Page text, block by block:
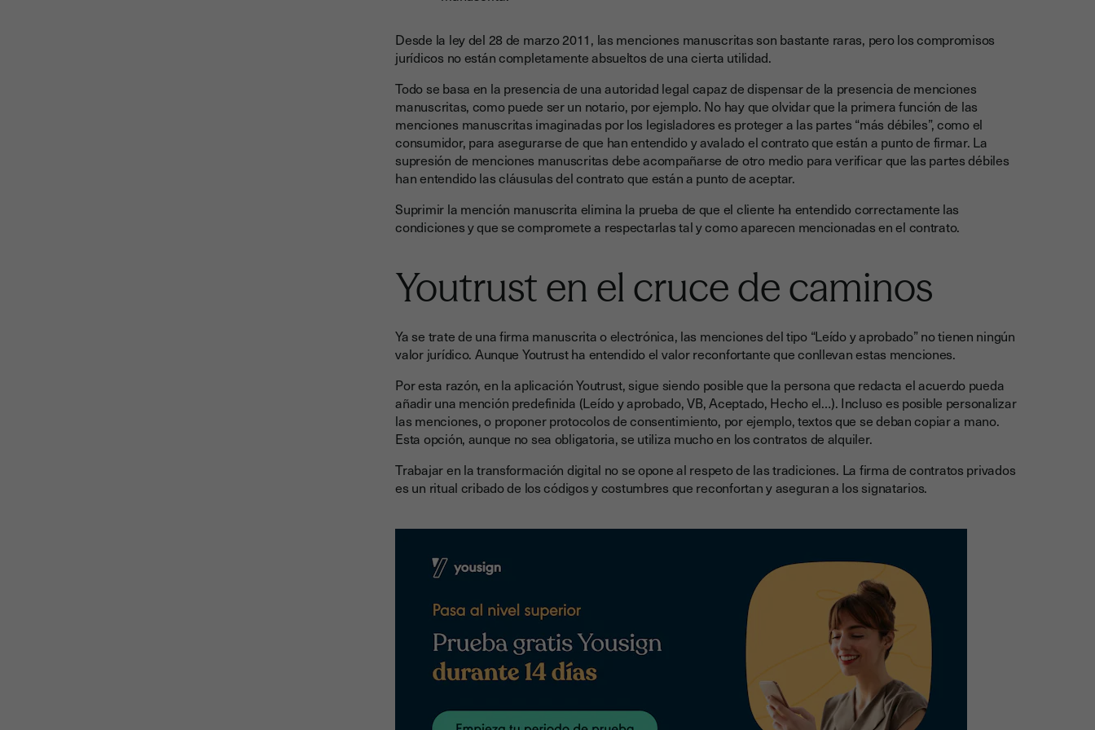
Desde la ley del 28 de marzo 2011, las menciones manuscritas son bastante raras, pero los compromisos
jurídicos no están completamente absueltos de una cierta utilidad.
Todo se basa en la presencia de una autoridad legal capaz de dispensar de la presencia de menciones
manuscritas, como puede ser un notario, por ejemplo. No hay que olvidar que la primera función de las
menciones manuscritas imaginadas por los legisladores es proteger a las partes “más débiles”, como el
consumidor, para asegurarse de que han entendido y avalado el contrato que están a punto de firmar. La
supresión de menciones manuscritas debe acompañarse de otro medio para verificar que las partes débiles
han entendido las cláusulas del contrato que están a punto de aceptar.
Suprimir la mención manuscrita elimina la prueba de que el cliente ha entendido correctamente las
condiciones y que se compromete a respectarlas tal y como aparecen mencionadas en el contrato.
Youtrust en el cruce de caminos
Ya se trate de una firma manuscrita o electrónica, las menciones del tipo “Leído y aprobado” no tienen ningún
valor jurídico. Aunque Youtrust ha entendido el valor reconfortante que conllevan estas menciones.
Por esta razón, en la aplicación Youtrust, sigue siendo posible que la persona que redacta el acuerdo pueda
añadir una mención predefinida (Leído y aprobado, VB, Aceptado, Hecho el…). Incluso es posible personalizar
las menciones, o proponer protocolos de consentimiento, por ejemplo, textos que se deban copiar a mano.
Esta opción, aunque no sea obligatoria, se utiliza mucho en los contratos de alquiler.
Trabajar en la transformación digital no se opone al respeto de las tradiciones. La firma de contratos privados
es un ritual cribado de los códigos y costumbres que reconfortan y aseguran a los signatarios.